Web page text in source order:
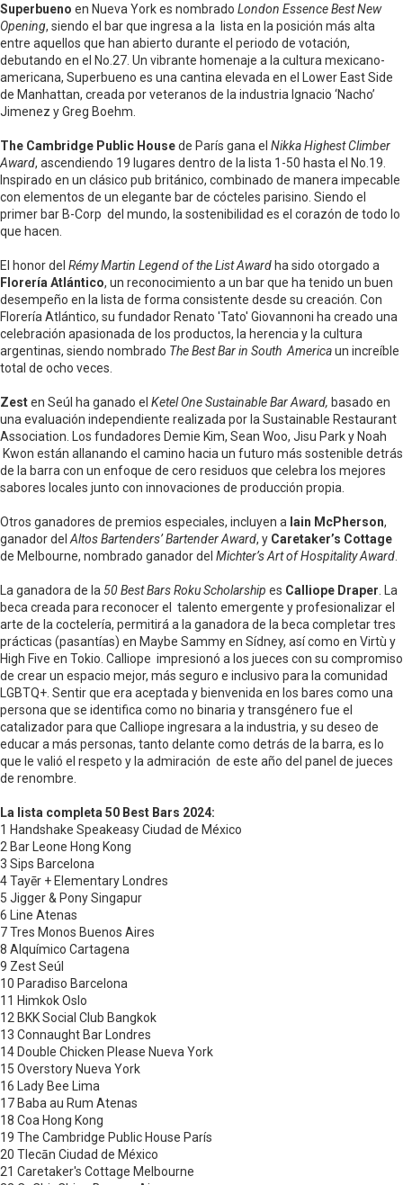
Superbueno en Nueva York es nombrado London Essence Best New
Opening, siendo el bar que ingresa a la lista en la posición más alta
entre aquellos que han abierto durante el periodo de votación,
debutando en el No.27. Un vibrante homenaje a la cultura mexicano-
americana, Superbueno es una cantina elevada en el Lower East Side
de Manhattan, creada por veteranos de la industria Ignacio ‘Nacho’
Jimenez y Greg Boehm.
The Cambridge Public Housede París gana el Nikka Highest Climber
Award, ascendiendo 19 lugares dentro de la lista 1-50 hasta el No.19.
Inspirado en un clásico pub británico, combinado de manera impecable
con elementos de un elegante bar de cócteles parisino. Siendo el
primer bar B-Corp del mundo, la sostenibilidad es el corazón de todo lo
que hacen.
El honor del Rémy Martin Legend of the List Award ha sido otorgado a
Florería Atlántico, un reconocimiento a un bar que ha tenido un buen
desempeño en la lista de forma consistente desde su creación. Con
Florería Atlántico, su fundador Renato 'Tato' Giovannoni ha creado una
celebración apasionada de los productos, la herencia y la cultura
argentinas, siendo nombrado The Best Bar in South Americaun increíble
total de ocho veces.
Zesten Seúl ha ganado el Ketel One Sustainable Bar Award, basado en
una evaluación independiente realizada por la Sustainable Restaurant
Association. Los fundadores Demie Kim, Sean Woo, Jisu Park y Noah
Kwon están allanando el camino hacia un futuro más sostenible detrás
de la barra con un enfoque de cero residuos que celebra los mejores
sabores locales junto con innovaciones de producción propia.
Otros ganadores de premios especiales, incluyen a Iain McPherson,
ganador del Altos Bartenders’ Bartender Award, y Caretaker’s Cottage
de Melbourne, nombrado ganador del Michter’s Art of Hospitality Award
La ganadora de la 50 Best Bars Roku Scholarship es Calliope Draper . La
beca creada para reconocer el talento emergente y profesionalizar el
arte de la coctelería, permitirá a la ganadora de la beca completar tres
prácticas (pasantías) en Maybe Sammy en Sídney, así como en Virtù y
High Five en Tokio. Calliope impresionó a los jueces con su compromiso
de crear un espacio mejor, más seguro e inclusivo para la comunidad
LGBTQ+. Sentir que era aceptada y bienvenida en los bares como una
persona que se identifica como no binaria y transgénero fue el
catalizador para que Calliope ingresara a la industria, y su deseo de
educar a más personas, tanto delante como detrás de la barra, es lo
que le valió el respeto y la admiración de este año del panel de jueces
de renombre.
La lista completa 50 Best Bars 2024:
1 Handshake Speakeasy Ciudad de México
2 Bar Leone Hong Kong
3 Sips Barcelona
4 Tayēr + Elementary Londres
5 Jigger & Pony Singapur
6 Line Atenas
7 Tres Monos Buenos Aires
8 Alquímico Cartagena
9 Zest Seúl
10 Paradiso Barcelona
11 Himkok Oslo
12 BKK Social Club Bangkok
13 Connaught Bar Londres
14 Double Chicken Please Nueva York
15 Overstory Nueva York
16 Lady Bee Lima
17 Baba au Rum Atenas
18 Coa Hong Kong
19 The Cambridge Public House París
20 Tlecān Ciudad de México
21 Caretaker's Cottage Melbourne